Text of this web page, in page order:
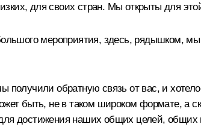
для своих стран. Мы открыты для
мероприятия, здесь, рядышком,
получили обратную связь от вас, и
быть, не в таком широком формате, а
достижения наших общих целей, общих